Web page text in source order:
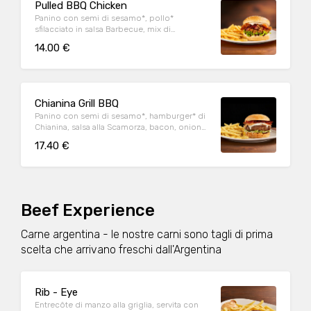
Pulled BBQ Chicken
Panino con semi di sesamo*, pollo*
sfilacciato in salsa Barbecue, mix di
insalata iceberg
14.00 €
Chianina Grill BBQ
Panino con semi di sesamo*, hamburger* di
Chianina, salsa alla Scamorza, bacon, onion
17.40 €
Beef Experience
Carne argentina - le nostre carni sono tagli di prima
scelta che arrivano freschi dall'Argentina
Rib - Eye
Entrecôte di manzo alla griglia, servita con